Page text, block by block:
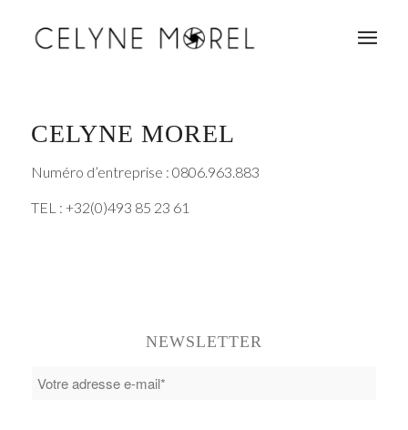
CELYNE MOREL
Numéro d’entreprise : 0806.963.883
TEL : +32(0)493 85 23 61
NEWSLETTER